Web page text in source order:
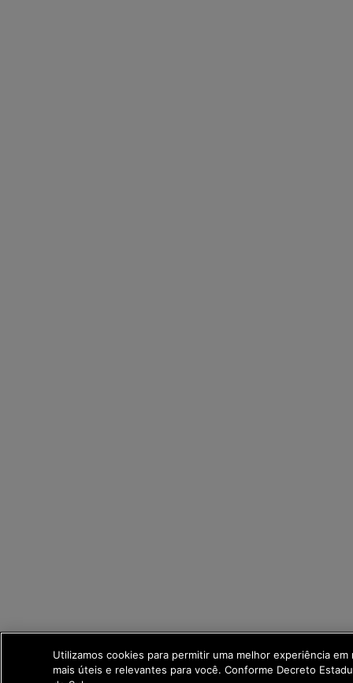
Utilizamos cookies para permitir uma melhor experiência
mais úteis e relevantes para você. Conforme Decreto